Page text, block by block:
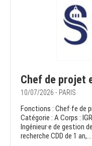
Chef de projet
10/07/2026 - PARIS
Fonctions : Chef·fe de
Catégorie : A Corps :
Ingénieur·e de gestion
recherche CDD de 1 an,...